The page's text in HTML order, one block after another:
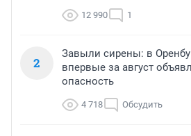
12 990 1
2
Завыли сирены: в
впервые за август
опасность
4 718 Обсудить